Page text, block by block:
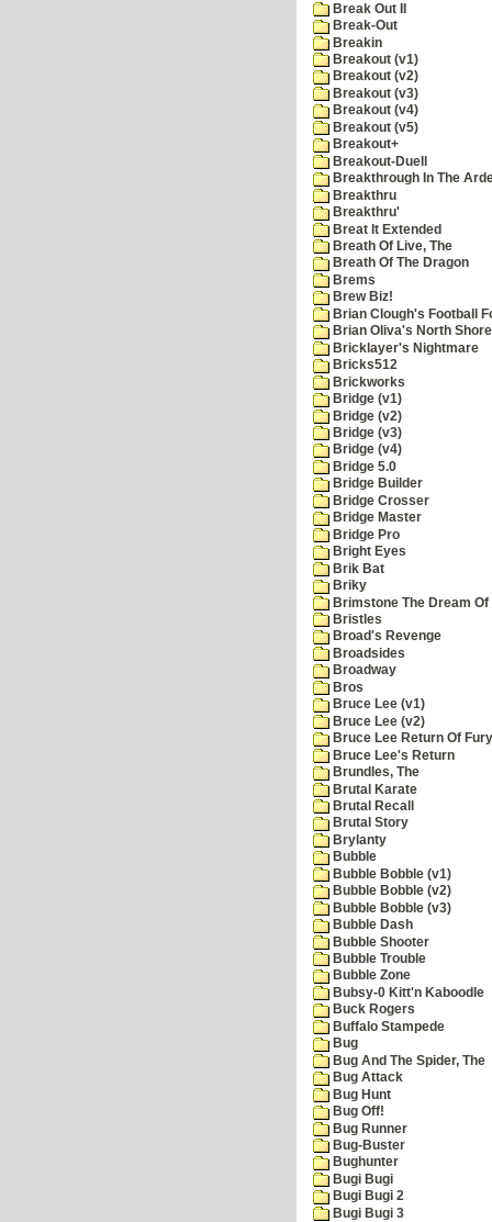
Break Out II
Break-Out
Breakin
Breakout (v1)
Breakout (v2)
Breakout (v3)
Breakout (v4)
Breakout (v5)
Breakout+
Breakout-Duell
Breakthrough In The
Breakthru
Breakthru'
Breat It Extended
Breath Of Live, The
Breath Of The Dragon
Brems
Brew Biz!
Brian Clough's Football
Brian Oliva's North
Bricklayer's Nightmare
Bricks512
Brickworks
Bridge (v1)
Bridge (v2)
Bridge (v3)
Bridge (v4)
Bridge 5.0
Bridge Builder
Bridge Crosser
Bridge Master
Bridge Pro
Bright Eyes
Brik Bat
Briky
Brimstone The Dream Of
Bristles
Broad's Revenge
Broadsides
Broadway
Bros
Bruce Lee (v1)
Bruce Lee (v2)
Bruce Lee Return Of Fury
Bruce Lee's Return
Brundles, The
Brutal Karate
Brutal Recall
Brutal Story
Brylanty
Bubble
Bubble Bobble (v1)
Bubble Bobble (v2)
Bubble Bobble (v3)
Bubble Dash
Bubble Shooter
Bubble Trouble
Bubble Zone
Bubsy-0 Kitt'n Kaboodle
Buck Rogers
Buffalo Stampede
Bug
Bug And The Spider, The
Bug Attack
Bug Hunt
Bug Off!
Bug Runner
Bug-Buster
Bughunter
Bugi Bugi
Bugi Bugi 2
Bugi Bugi 3